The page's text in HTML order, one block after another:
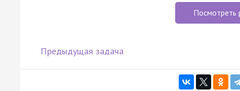
Посмотреть
Предыдущая задача